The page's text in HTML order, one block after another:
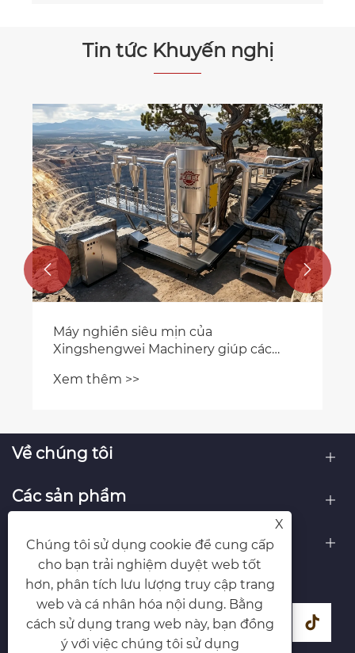
Tin tức Khuyến nghị
Máy nghiền siêu nhỏ Xingshengwei
được đánh giá là sản phẩm chất lượng
Xem thêm >>
 
Về chúng tôi
Các sản phẩm
Liên hệ chúng tôi
THEO CHÚNG TÔI
X
Chúng tôi sử dụng cookie để cung cấp
cho bạn trải nghiệm duyệt web tốt
hơn, phân tích lưu lượng truy cập trang
web và cá nhân hóa nội dung. Bằng
cách sử dụng trang web này, bạn đồng
ý với việc chúng tôi sử dụng